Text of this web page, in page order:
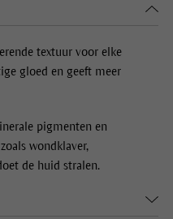
textuur voor elke
gloed en geeft meer
pigmenten en
wondklaver,
de huid stralen.